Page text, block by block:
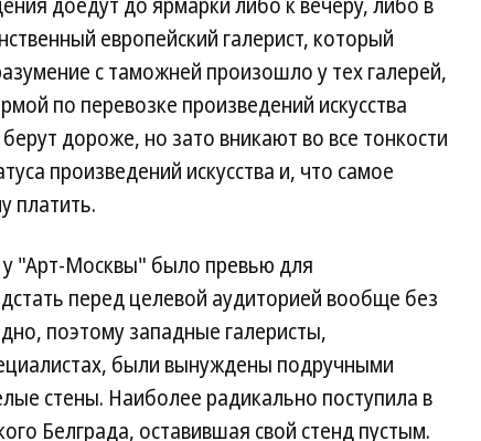
европейский галерист, который
с таможней произошло у тех галерей,
по перевозке произведений искусства
дороже, но зато вникают во все тонкости
произведений искусства и, что самое
платить.
"Арт-Москвы" было превью для
перед целевой аудиторией вообще без
поэтому западные галеристы,
были вынуждены подручными
стены. Наиболее радикально поступила в
Белграда, оставившая свой стенд пустым.